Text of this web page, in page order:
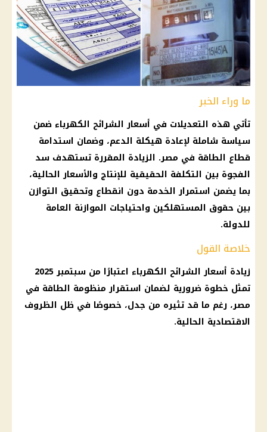
ما وراء الخبر
تأتي هذه التعديلات في أسعار الشرائح الكهرباء ضمن
سياسة شاملة لإعادة هيكلة الدعم، وضمان استدامة
قطاع الطاقة في مصر. الزيادة المقررة تستهدف سد
الفجوة بين التكلفة الحقيقية للإنتاج والأسعار الحالية،
بما يضمن استمرار الخدمة دون انقطاع وتحقيق التوازن
بين حقوق المستهلكين واحتياجات الموازنة العامة
للدولة.
خلاصة القول
زيادة أسعار الشرائح الكهرباء اعتبارًا من سبتمبر 2025
تمثل خطوة ضرورية لضمان استقرار منظومة الطاقة في
مصر، رغم ما قد تثيره من جدل، خصوصًا في ظل الظروف
الاقتصادية الحالية.